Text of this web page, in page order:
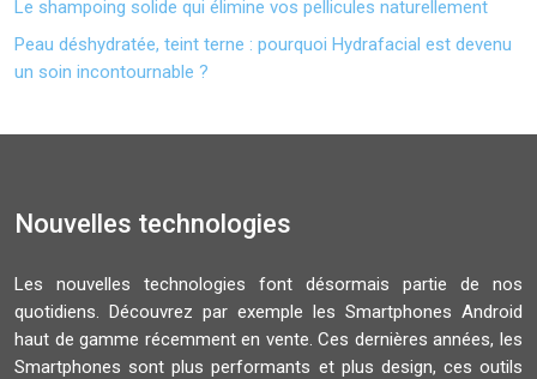
Le shampoing solide qui élimine vos pellicules naturellement
Peau déshydratée, teint terne : pourquoi Hydrafacial est devenu
un soin incontournable ?
Nouvelles technologies
Les nouvelles technologies font désormais partie de nos
quotidiens. Découvrez par exemple les Smartphones Android
haut de gamme récemment en vente. Ces dernières années, les
Smartphones sont plus performants et plus design, ces outils